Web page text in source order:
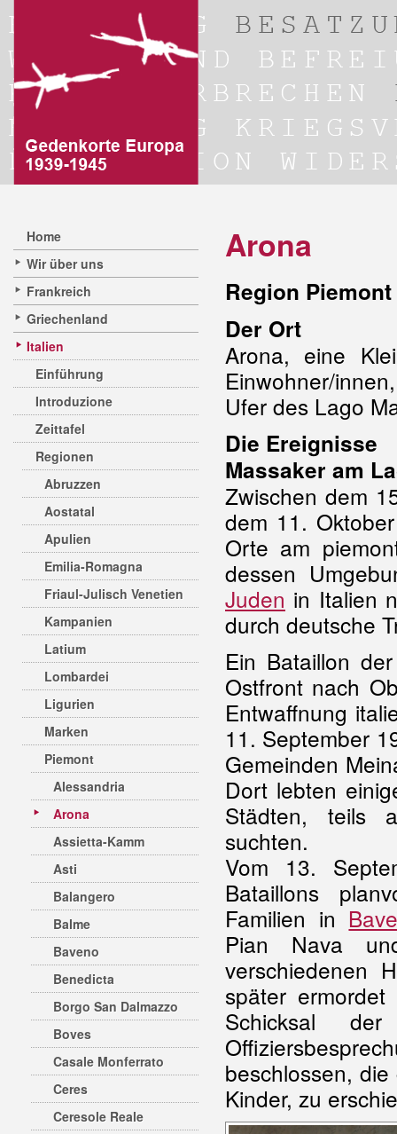
Home
Wir über uns
Frankreich
Griechenland
Italien
Einführung
Introduzione
Zeittafel
Regionen
Abruzzen
Aostatal
Apulien
Emilia-Romagna
Friaul-Julisch Venetien
Kampanien
Latium
Lombardei
Ligurien
Marken
Piemont
Alessandria
Arona
Assietta-Kamm
Asti
Balangero
Balme
Baveno
Benedicta
Borgo San Dalmazzo
Boves
Casale Monferrato
Ceres
Ceresole Reale
Arona
Region
Der Ort
Arona, eine
Einwohner/
Ufer des Lago
Die Ereignisse
Massaker am
Zwischen dem
dem 11.
Orte am
dessen
Juden in Italien
durch deutsche
Ein Bataillon
Ostfront nach
Entwaffnung
11. September
Gemeinden
Dort lebten
Städten, teils
suchten.
Vom 13.
Bataillons
Familien in
Pian Nava
verschiedenen
später
Schicksal
beschlossen,
Kinder, zu